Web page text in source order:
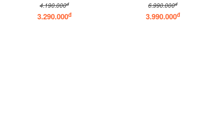
4.190.000đ
3.290.000đ
6.990.000đ
3.990.000đ